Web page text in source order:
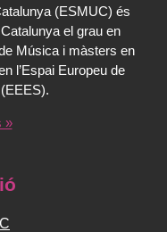
(ESMUC) és
el grau en
Música i màsters en
l’Espai Europeu de
(EEES).
»